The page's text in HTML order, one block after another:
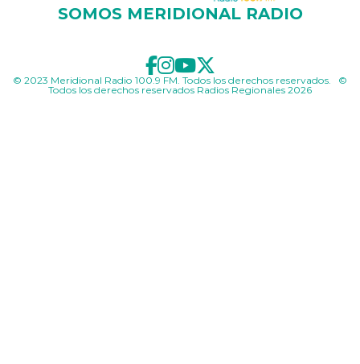
SOMOS MERIDIONAL RADIO
© 2023 Meridional Radio 100.9 FM. Todos los derechos reservados. ©
Todos los derechos reservados Radios Regionales 2026